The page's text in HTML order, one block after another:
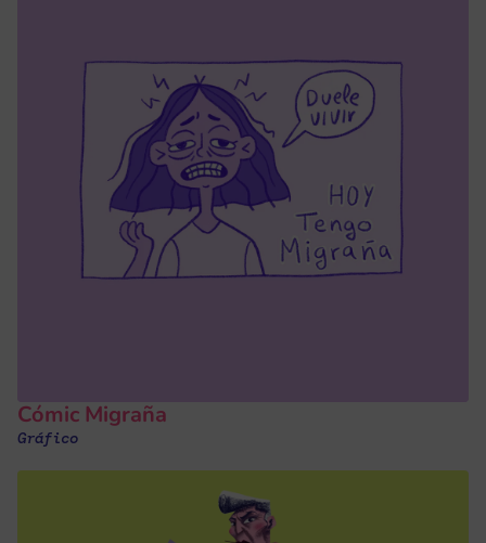
Cómic Migraña
Gráfico